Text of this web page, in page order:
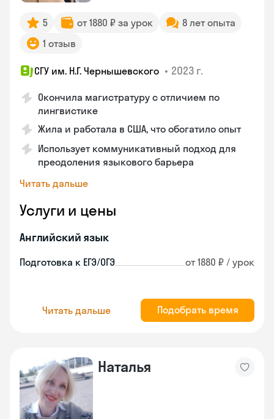
5 от 1880 ₽ за урок
8 лет опыта
1 отзыв
СГУ им. Н.Г. Чернышевского • 2023 г.
Окончила магистратуру с отличием по
лингвистике
Жила и работала в США, что обогатило опыт
Использует коммуникативный подход для
преодоления языкового барьера
Читать дальше
Услуги и цены
Английский язык
Подготовка к ЕГЭ/ОГЭ от 1880 ₽ / урок
Читать дальше Подобрать время
Наталья